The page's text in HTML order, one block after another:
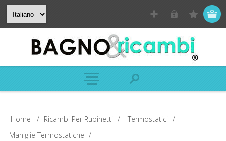
Home / Ricambi Per Rubinetti / Termostatici /
Maniglie Termostatiche /